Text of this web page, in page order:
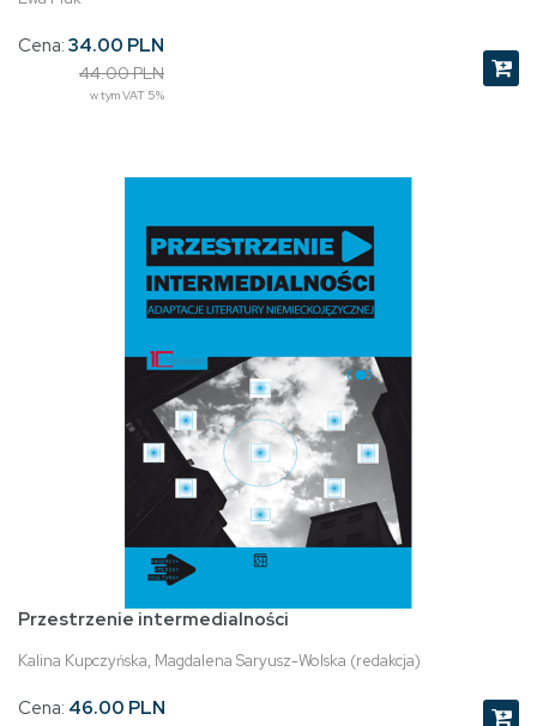
Cena: 34.00 PLN
44.00 PLN
w tym VAT 5%
Przestrzenie intermedialności
Kalina Kupczyńska, Magdalena Saryusz-Wolska (redakcja)
Cena: 46.00 PLN